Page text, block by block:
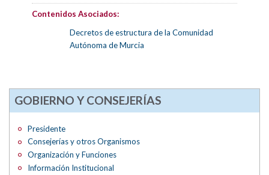
Contenidos Asociados:
Decretos de estructura de la Comunidad
Autónoma de Murcia
GOBIERNO Y CONSEJERÍAS
Presidente
Consejerías y otros Organismos
Organización y Funciones
Información Institucional